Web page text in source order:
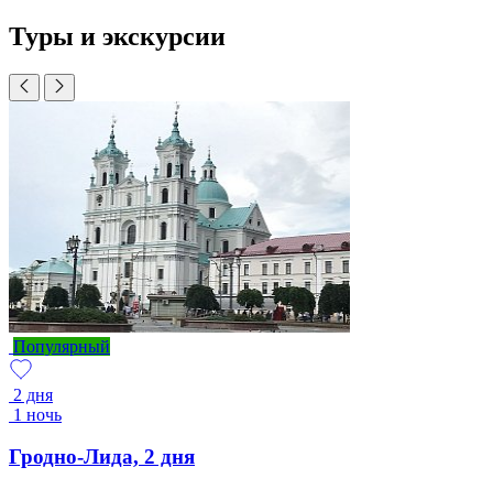
Туры и экскурсии
Популярный
2 дня
1 ночь
Гродно-Лида, 2 дня